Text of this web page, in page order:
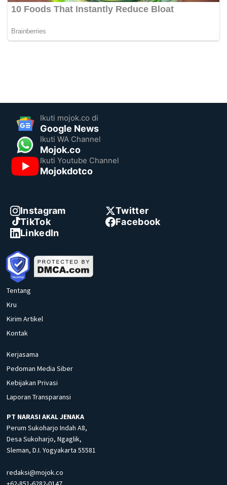
Ikuti mojok.co di
Google News
Ikuti WA Channel
Mojok.co
Ikuti Youtube Channel
Mojokdotco
Instagram
Twitter
TikTok
Facebook
LinkedIn
Tentang
Kru
Kirim Artikel
Kontak
Kerjasama
Pedoman Media Siber
Kebijakan Privasi
Laporan Transparansi
PT NARASI AKAL JENAKA
Perum Sukoharjo Indah A8,
Desa Sukoharjo, Ngaglik,
Sleman, D.I. Yogyakarta 55581
redaksi@mojok.co